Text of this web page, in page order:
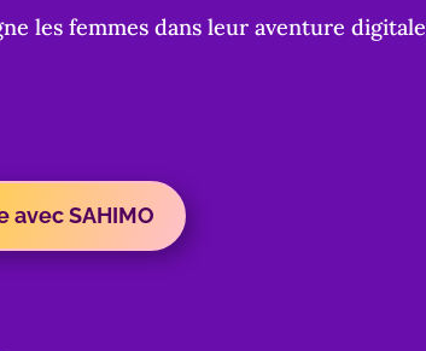
les femmes dans leur aventure digitale
avec SAHIMO